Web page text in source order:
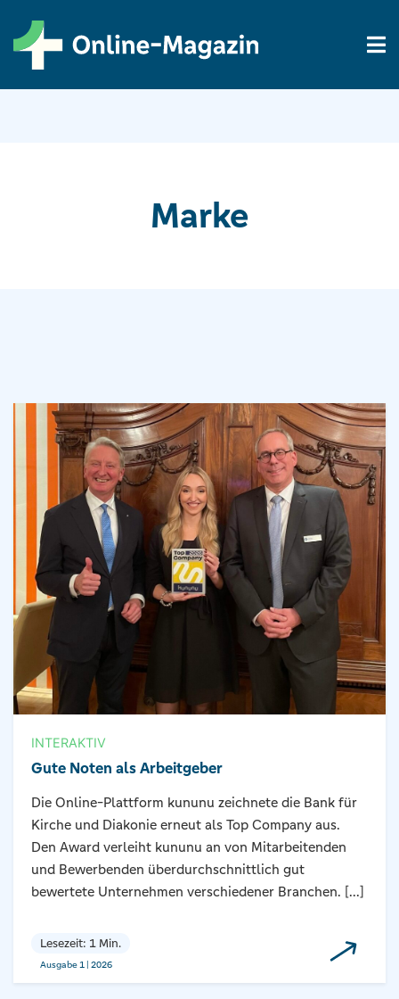
Marke
INTERAKTIV
Gute Noten als Arbeitgeber
Die Online-Plattform kununu zeichnete die Bank für
Kirche und Diakonie erneut als Top Company aus.
Den Award verleiht kununu an von Mitarbeitenden
und Bewerbenden überdurchschnittlich gut
bewertete Unternehmen verschiedener Branchen. [...]
Lesezeit: 1 Min.
Ausgabe 1 | 2026